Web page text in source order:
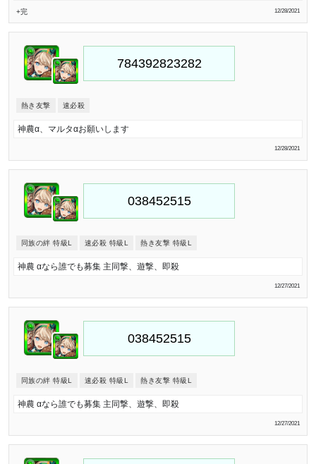
+完 12/28/2021
熱き友撃 速必殺
神農α、マルタαお願いします
12/28/2021
同族の絆 特級L 速必殺 特級L 熱き友撃 特級L
神農 αなら誰でも募集 主同撃、遊撃、即殺
12/27/2021
同族の絆 特級L 速必殺 特級L 熱き友撃 特級L
神農 αなら誰でも募集 主同撃、遊撃、即殺
12/27/2021